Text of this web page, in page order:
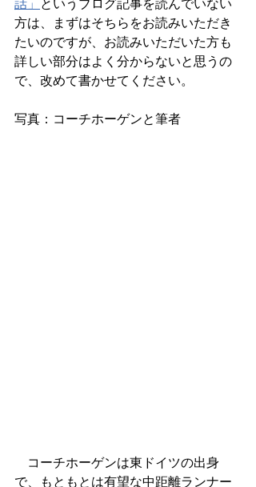
話」 というブログ記事を読んでいない
方は、まずはそちらをお読みいただき
たいのですが、お読みいただいた方も
詳しい部分はよく分からないと思うの
で、改めて書かせてください。
写真：コーチホーゲンと筆者
コーチホーゲンは東ドイツの出身
で、もともとは有望な中距離ランナー